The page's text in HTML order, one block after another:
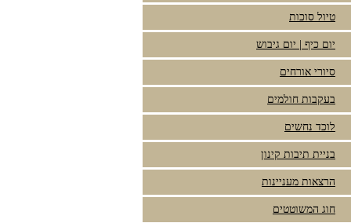
טיול סוכות
יום כיף | יום גיבוש
סיורי אורחים
בעקבות חולמים
לוכד נחשים
בניית תיבות קינון
הרצאות מעניינות
חוג המשוטטים